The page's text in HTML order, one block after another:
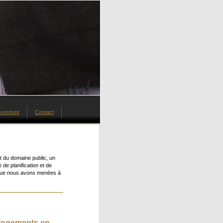
Contact
du domaine public, un
de planification et de
nous avons menées à